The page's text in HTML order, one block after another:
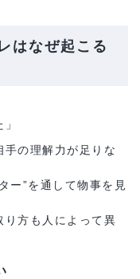
はなぜ起こる
の理解力が足りな
ー”を通して物事を見
り方も人によって異